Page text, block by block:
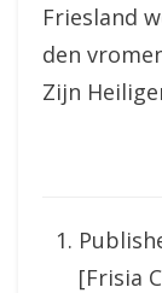
Friesland
den
Zijn
[Frisia